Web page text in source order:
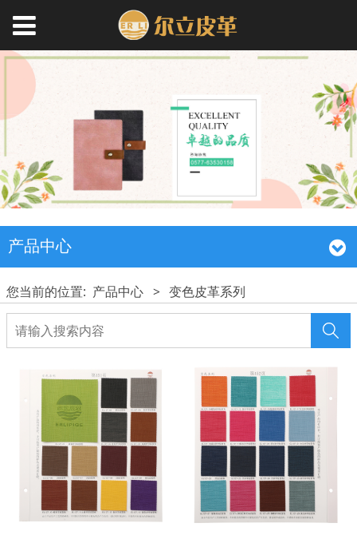
产品中心
您当前的位置: 产品中心 > 变色皮革系列